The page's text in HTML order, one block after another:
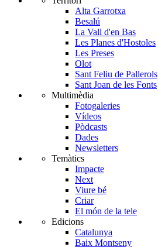
Alta Garrotxa
Besalú
La Vall d'en Bas
Les Planes d'Hostoles
Les Preses
Olot
Sant Feliu de Pallerols
Sant Joan de les Fonts
Multimèdia
Fotogaleries
Vídeos
Pòdcasts
Dades
Newsletters
Temàtics
Impacte
Next
Viure bé
Criar
El món de la tele
Edicions
Catalunya
Baix Montseny